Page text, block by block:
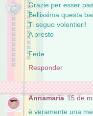
Grazie per esser
Bellissima questa
Ti seguo volentieri!
A presto
Fede
Responder
Annamaria 15 de
è veramente una